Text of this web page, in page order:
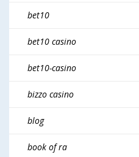
bet10
bet10 casino
bet10-casino
bizzo casino
blog
book of ra